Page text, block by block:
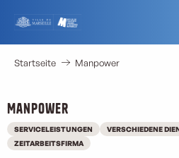
contenu
principal
Startseite Manpower
Manpower
SERVICELEISTUNGEN
VERSCHIEDENE
ZEITARBEITSFIRMA